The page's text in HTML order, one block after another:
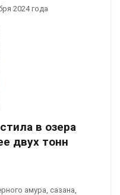
2024 года
в озера
двух тонн
амура, сазана,